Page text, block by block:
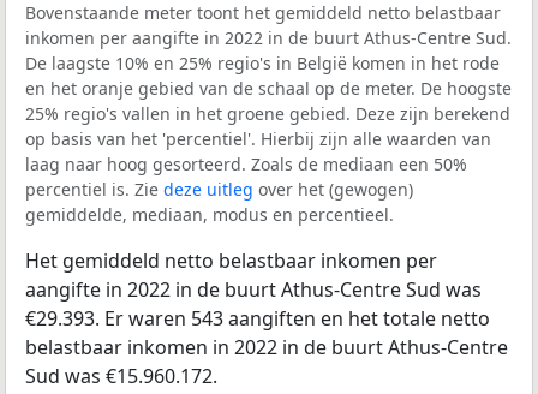
Bovenstaande meter toont het gemiddeld netto belastbaar
inkomen per aangifte in 2022 in de buurt Athus-Centre Sud.
De laagste 10% en 25% regio's in België komen in het rode
en het oranje gebied van de schaal op de meter. De hoogste
25% regio's vallen in het groene gebied. Deze zijn berekend
op basis van het 'percentiel'. Hierbij zijn alle waarden van
laag naar hoog gesorteerd. Zoals de mediaan een 50%
percentiel is. Zie deze uitleg over het (gewogen)
gemiddelde, mediaan, modus en percentieel.
Het gemiddeld netto belastbaar inkomen per
aangifte in 2022 in de buurt Athus-Centre Sud was
€29.393. Er waren 543 aangiften en het totale netto
belastbaar inkomen in 2022 in de buurt Athus-Centre
Sud was €15.960.172.